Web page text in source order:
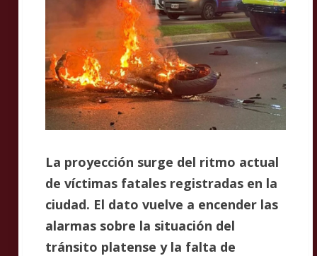
La proyección surge del ritmo actual
de víctimas fatales registradas en la
ciudad. El dato vuelve a encender las
alarmas sobre la situación del
tránsito platense y la falta de